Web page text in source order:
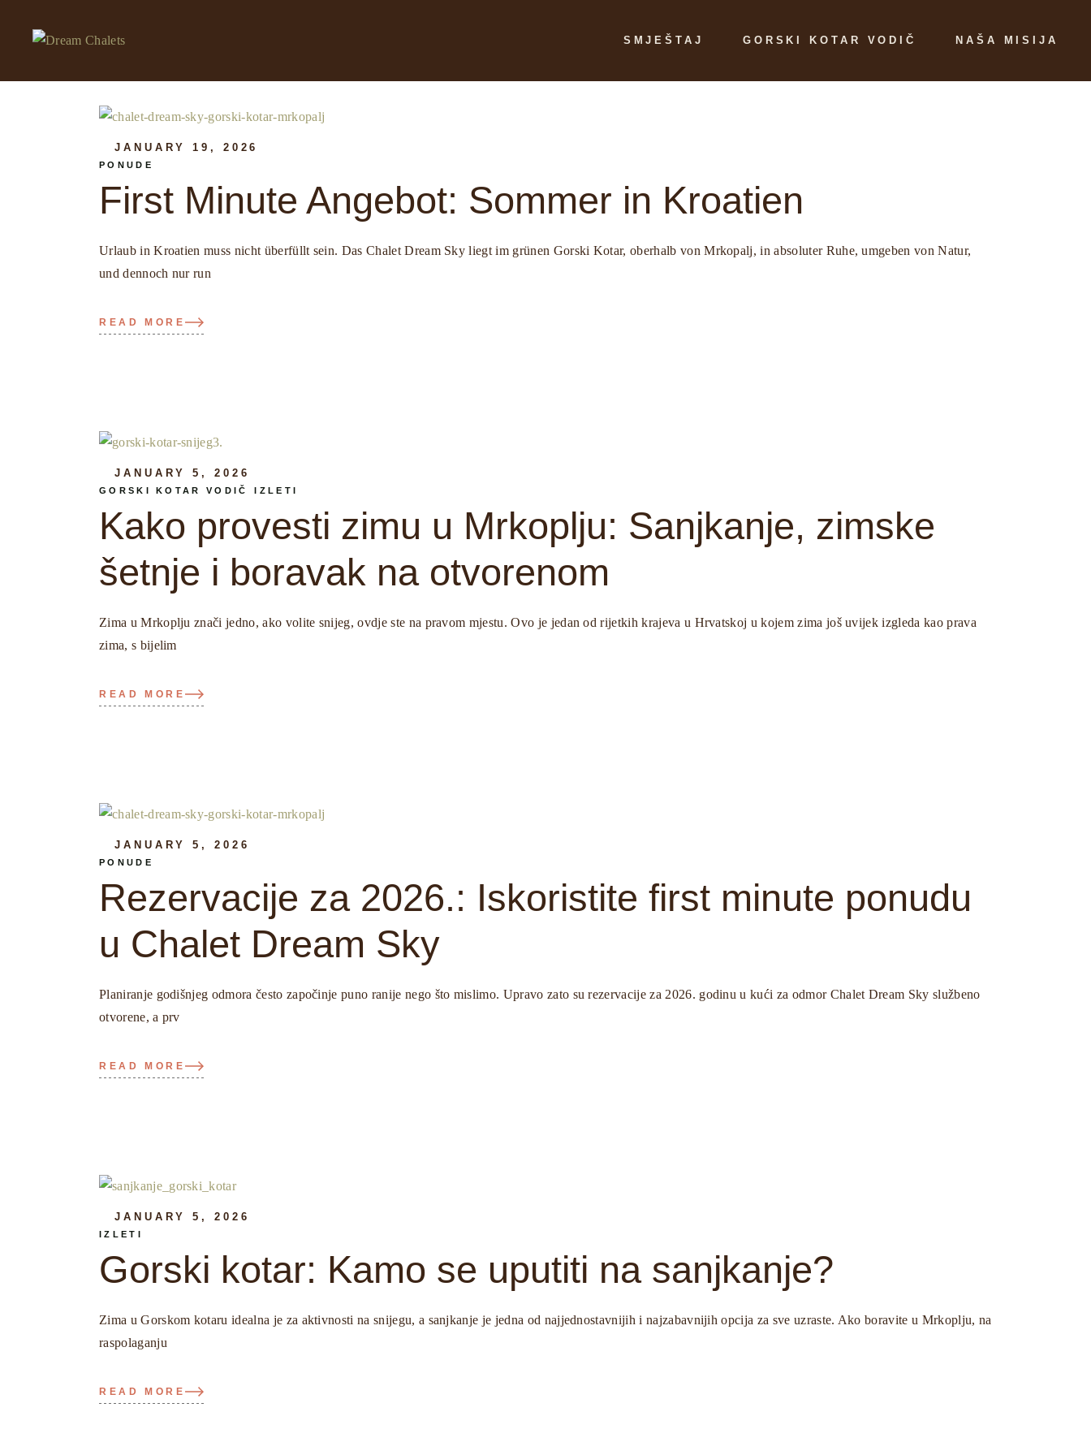
content
SMJEŠTAJ GORSKI KOTAR VODIČ
Događanja
NAŠA MISIJA
JANUARY 19, 2026
PONUDE
First Minute Angebot: Sommer in Kroatien
Urlaub in Kroatien muss nicht überfüllt sein. Das Chalet Dream Sky liegt im grünen Gorski Kotar, oberhalb von Mrkopalj, in absoluter Ruhe, umgeben von Natur,
und dennoch nur run
READ MORE
JANUARY 5, 2026
GORSKI KOTAR VODIČ IZLETI
Kako provesti zimu u Mrkoplju: Sanjkanje, zimske
šetnje i boravak na otvorenom
Zima u Mrkoplju znači jedno, ako volite snijeg, ovdje ste na pravom mjestu. Ovo je jedan od rijetkih krajeva u Hrvatskoj u kojem zima još uvijek izgleda kao prava
zima, s bijelim
READ MORE
JANUARY 5, 2026
PONUDE
Rezervacije za 2026.: Iskoristite first minute ponudu
u Chalet Dream Sky
Planiranje godišnjeg odmora često započinje puno ranije nego što mislimo. Upravo zato su rezervacije za 2026. godinu u kući za odmor Chalet Dream Sky službeno
otvorene, a prv
READ MORE
JANUARY 5, 2026
IZLETI
Gorski kotar: Kamo se uputiti na sanjkanje?
Zima u Gorskom kotaru idealna je za aktivnosti na snijegu, a sanjkanje je jedna od najjednostavnijih i najzabavnijih opcija za sve uzraste. Ako boravite u Mrkoplju, na
raspolaganju
READ MORE